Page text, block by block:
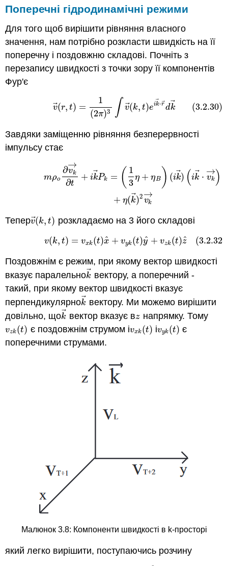
Поперечні гідродинамічні режими
Для того щоб вирішити рівняння власного
значення, нам потрібно розкласти швидкість на її
поперечну і поздовжню складові. Почніть з
перезапису швидкості з точки зору її компонентів
Фур'є
v⃗
(r, t) =
1
(2π)3 ∫ v⃗
(k, t)eik⃗⋅r⃗
dk⃗ (3.2.30)
(3.2.30)v→ (r, 2π v→(k t) ik→⋅r k→
Завдяки заміщенню рівняння безперервності
імпульсу стає
mρo
∂vk
→
∂t
+ ik⃗
Pk = ( 1
3
η + ηB ) (ik⃗
) (ik⃗ ⋅ vk
→)
+ η(k⃗
)2vk
→
vk→ k→ (13 (i →) k → k →
Теперv⃗
(k, t)
v→( k, )розкладаємо на 3 його складові
v(k, t) = vxk (t)x
^ + vyk(t)y
^ + vzk(t)z
^ (3.2.32)
(3.2.32)v (k ,t)=vxk( )x ^+vyk(t )y^+vzk(t)
^
Поздовжнім є режим, при якому вектор швидкості
вказує паралельноk⃗
k→вектору, а поперечний -
такий, при якому вектор швидкості вказує
перпендикулярноk⃗
k→вектору. Ми можемо вирішити
довільно, щоk⃗
k→вектор вказує вz
z напрямку. Тому
vzk(t)
vzk(t) є поздовжнім струмом іvxk (t)
vxk(t) іvyk(t)
vyk(t) є
поперечними струмами.
Малюнок 3.8: Компоненти швидкості в k-просторі
який легко вирішити, поступаючись розчину